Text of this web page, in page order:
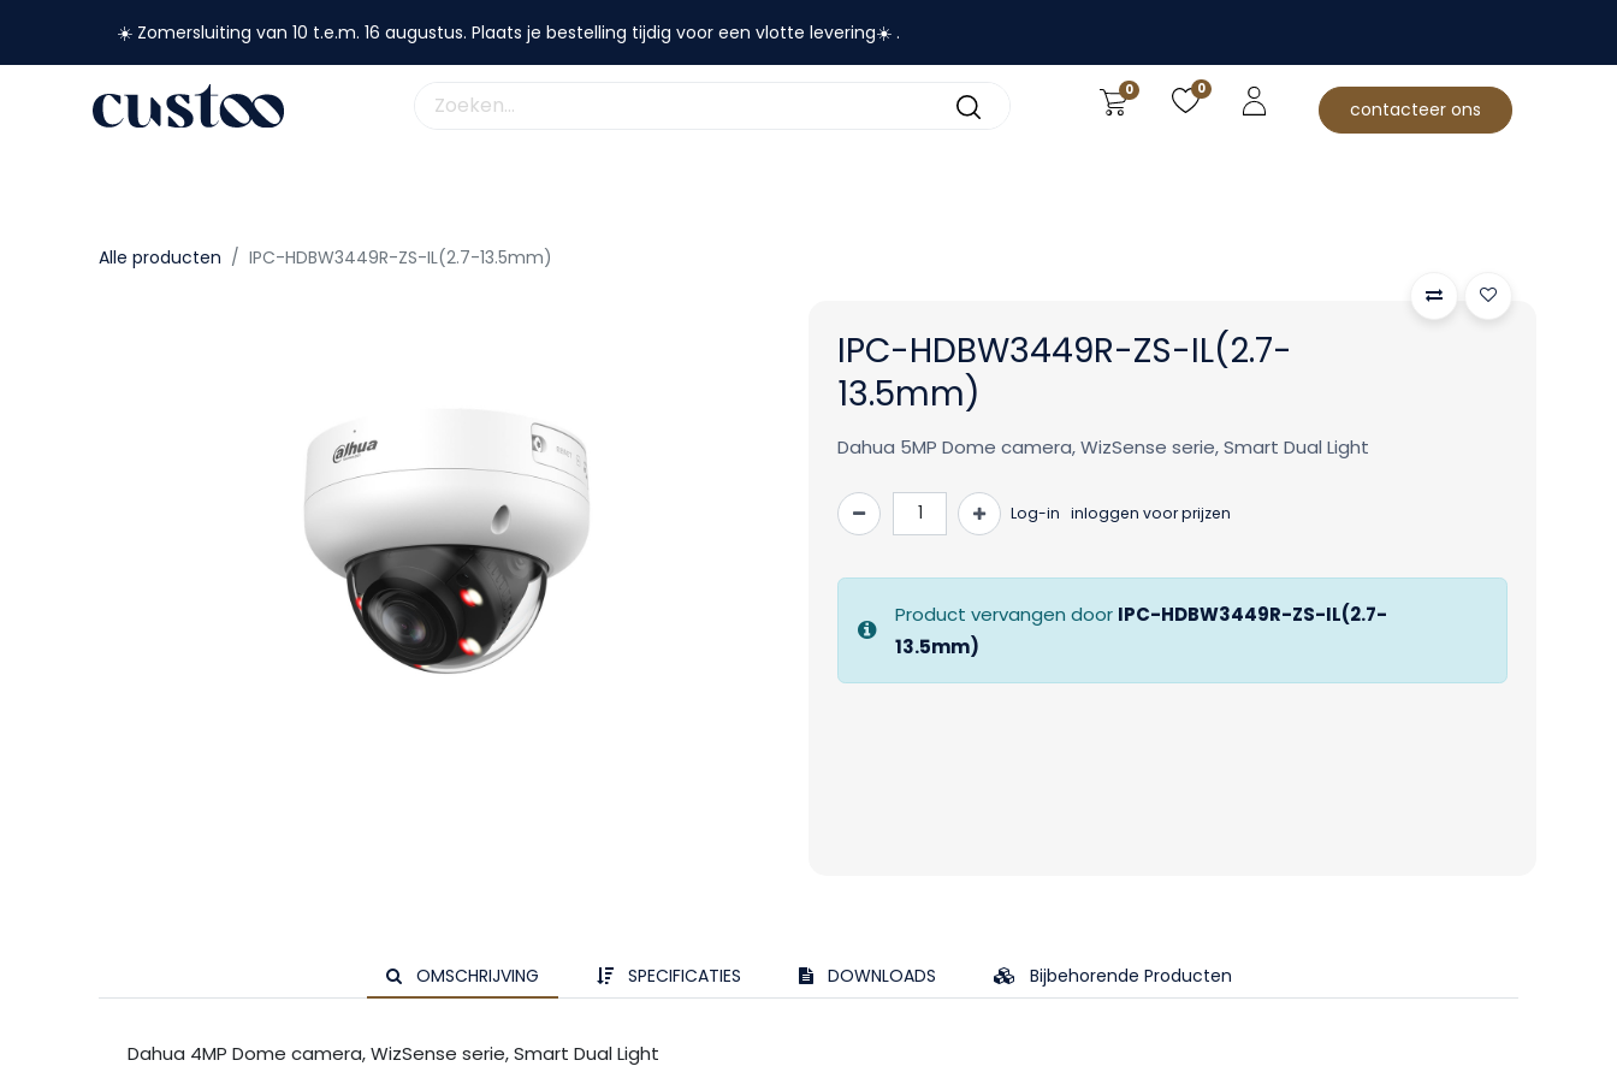
☀️ Zomersluiting van 10 t.e.m. 16 augustus. Plaats je bestelling tijdig voor een vlotte levering☀️ .
0 0
contacteer ons
Alle producten IPC-HDBW3449R-ZS-IL(2.7-13.5mm)
IPC-HDBW3449R-ZS-IL(2.7-
13.5mm)
Dahua 5MP Dome camera, WizSense serie, Smart Dual Light
Log-in inloggen voor prijzen
Product vervangen door IPC-HDBW3449R-ZS-IL(2.7-
13.5mm)
OMSCHRIJVING SPECIFICATIES DOWNLOADS Bijbehorende Producten
Dahua 4MP Dome camera, WizSense serie, Smart Dual Light